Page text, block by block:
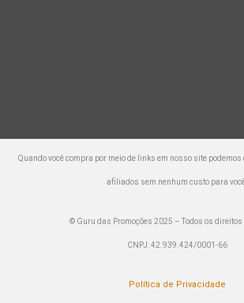
Quando você compra por meio de links em nosso site
afiliados sem nenhum custo para
© Guru das Promoções 2025 – Todos os
CNPJ: 42.939.424/0001-66
Política de Privacidade